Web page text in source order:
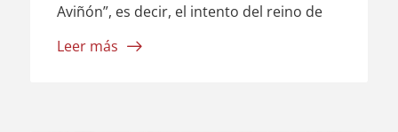
Aviñón”, es decir, el intento del reino de
la voluntad del rey, y el consiguiente
Leer más